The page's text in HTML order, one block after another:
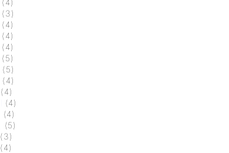
(4)
(3)
(4)
(4)
(4)
(5)
(5)
(4)
(4)
(4)
(4)
(5)
(3)
(4)